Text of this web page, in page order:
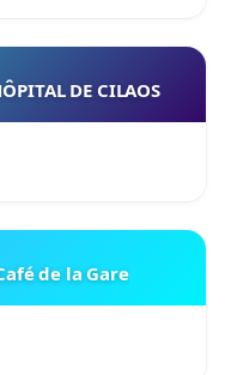
DE CILAOS
de la Gare